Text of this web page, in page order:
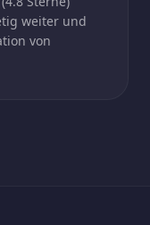
weiter und
von